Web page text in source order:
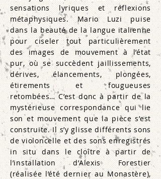
sensations lyriques et réflexions
métaphysiques. Mario Luzi puise
dans la beauté de la langue italienne
pour ciseler tout particulièrement
des images de mouvement à l’état
pur, où se succèdent jaillissements,
dérives, élancements, plongées,
étirements et fougueuses
retombées… C’est donc à partir de la
mystérieuse correspondance qui lie
son et mouvement que la pièce s’est
construite. Il s’y glisse différents sons
de violoncelle et des sons enregistrés
in situ dans le cloître à partir de
l’installation d’Alexis Forestier
(réalisée l’été dernier au Monastère),